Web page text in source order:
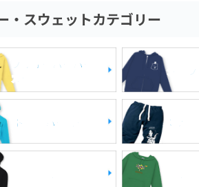
・スウェットカテゴリー
プルオーバーパー
カー
ジップ
ドライパーカー スウェ
裏毛